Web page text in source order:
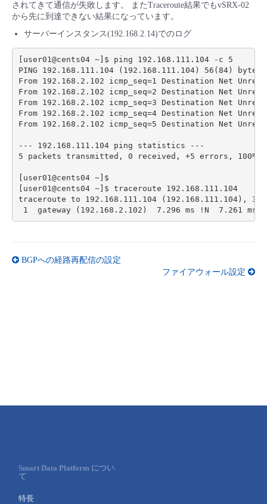
されてきて通信が失敗します。 またTraceroute結果でもvSRX-02
から先に到達できない結果になっています。
サーバーインスタンス(192.168.2.14)でのログ
[user01@cents04 ~]$ ping 192.168.111.104 -c 5
PING 192.168.111.104 (192.168.111.104) 56(84)
From 192.168.2.102 icmp_seq=1 Destination Net
From 192.168.2.102 icmp_seq=2 Destination Net
From 192.168.2.102 icmp_seq=3 Destination Net
From 192.168.2.102 icmp_seq=4 Destination Net
From 192.168.2.102 icmp_seq=5 Destination Net
--- 192.168.111.104 ping statistics ---
5 packets transmitted, 0 received, +5 errors, 100%
[user01@cents04 ~]$
[user01@cents04 ~]$ traceroute 192.168.111.104
traceroute to 192.168.111.104 (192.168.111.104), 30
BGPへの経路再配信の設定
ファイアウォール設定
Smart Data Platform につい
て
特長